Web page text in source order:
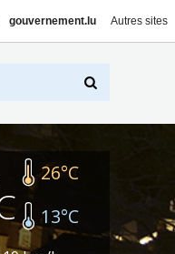
gouvernement.lu Autres sites
26°C
13°C